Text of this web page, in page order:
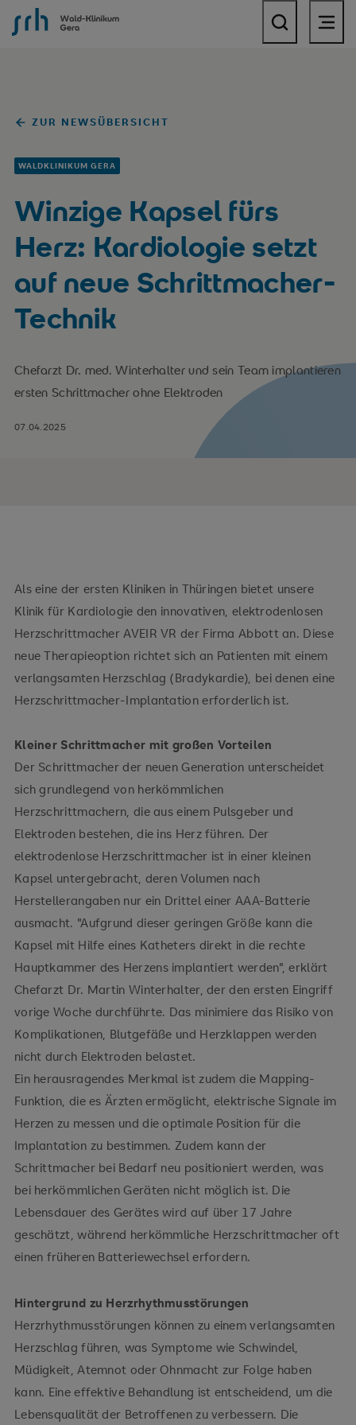
SRH Wald-Klinikum Gera
ZUR NEWSÜBERSICHT
WALDKLINIKUM GERA
Winzige Kapsel fürs
Herz: Kardiologie setzt
auf neue Schrittmacher-
Technik
Chefarzt Dr. med. Winterhalter und sein Team implantieren
ersten Schrittmacher ohne Elektroden
07.04.2025
Als eine der ersten Kliniken in Thüringen bietet unsere
Klinik für Kardiologie den innovativen, elektrodenlosen
Herzschrittmacher AVEIR VR der Firma Abbott an. Diese
neue Therapieoption richtet sich an Patienten mit einem
verlangsamten Herzschlag (Bradykardie), bei denen eine
Herzschrittmacher-Implantation erforderlich ist.
Kleiner Schrittmacher mit großen Vorteilen
Der Schrittmacher der neuen Generation unterscheidet
sich grundlegend von herkömmlichen
Herzschrittmachern, die aus einem Pulsgeber und
Elektroden bestehen, die ins Herz führen. Der
elektrodenlose Herzschrittmacher ist in einer kleinen
Kapsel untergebracht, deren Volumen nach
Herstellerangaben nur ein Drittel einer AAA-Batterie
ausmacht. "Aufgrund dieser geringen Größe kann die
Kapsel mit Hilfe eines Katheters direkt in die rechte
Hauptkammer des Herzens implantiert werden", erklärt
Chefarzt Dr. Martin Winterhalter, der den ersten Eingriff
vorige Woche durchführte. Das minimiere das Risiko von
Komplikationen, Blutgefäße und Herzklappen werden
nicht durch Elektroden belastet.
Ein herausragendes Merkmal ist zudem die Mapping-
Funktion, die es Ärzten ermöglicht, elektrische Signale im
Herzen zu messen und die optimale Position für die
Implantation zu bestimmen. Zudem kann der
Schrittmacher bei Bedarf neu positioniert werden, was
bei herkömmlichen Geräten nicht möglich ist. Die
Lebensdauer des Gerätes wird auf über 17 Jahre
geschätzt, während herkömmliche Herzschrittmacher oft
einen früheren Batteriewechsel erfordern.
Hintergrund zu Herzrhythmusstörungen
Herzrhythmusstörungen können zu einem verlangsamten
Herzschlag führen, was Symptome wie Schwindel,
Müdigkeit, Atemnot oder Ohnmacht zur Folge haben
kann. Eine effektive Behandlung ist entscheidend, um die
Lebensqualität der Betroffenen zu verbessern. Die